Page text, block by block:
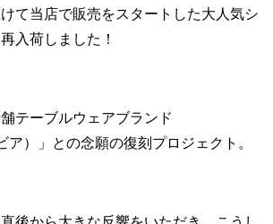
て当店で販売をスタートした大人気シ
入荷しました！
テーブルウェアブランド
ア）」との念願の復刻プロジェクト。